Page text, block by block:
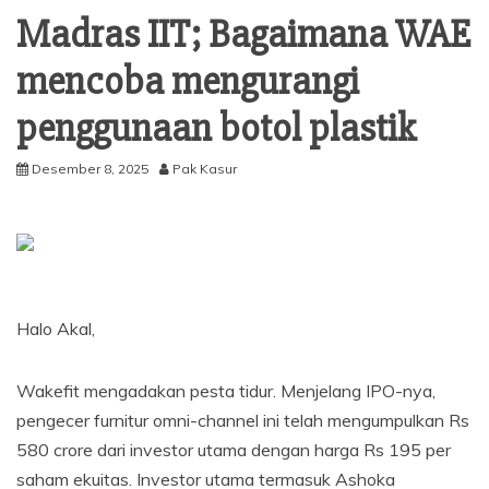
Madras IIT; Bagaimana WAE
mencoba mengurangi
penggunaan botol plastik
Desember 8, 2025 Pak Kasur
Halo Akal,
Wakefit mengadakan pesta tidur. Menjelang IPO-nya,
pengecer furnitur omni-channel ini telah mengumpulkan Rs
580 crore dari investor utama dengan harga Rs 195 per
saham ekuitas. Investor utama termasuk Ashoka